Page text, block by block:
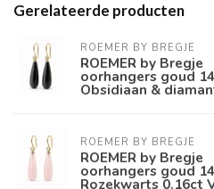
Gerelateerde producten
ROEMER BY BREGJE
ROEMER by Bregje
oorhangers goud
Obsidiaan &
ROEMER BY BREGJE
ROEMER by Bregje
oorhangers goud
Rozekwarts 0.16ct